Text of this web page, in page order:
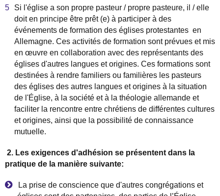
Si l'église a son propre pasteur / propre pasteure, il / elle
doit en principe être prêt (e) à participer à des
événements de formation des églises protestantes en
Allemagne. Ces activités de formation sont prévues et mis
en œuvre en collaboration avec des représentants des
églises d'autres langues et origines. Ces formations sont
destinées à rendre familiers ou familières les pasteurs
des églises des autres langues et origines à la situation
de l'Église, à la société età la théologie allemande et
faciliter la rencontre entre chrétiens de différentes cultures
et origines, ainsi que la possibilité de connaissance
mutuelle.
2. Les exigences d'adhésion se présentent dans la
pratique de la manière suivante:
La prise de conscience que d'autres congrégations et